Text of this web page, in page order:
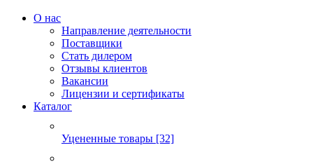
О нас
Направление деятельности
Поставщики
Стать дилером
Отзывы клиентов
Вакансии
Лицензии и сертификаты
Каталог
Уцененные товары [32]